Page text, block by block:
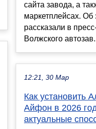
сайта завода, а
маркетплейсах. Об
рассказали в
Волжского
12:21, 30 Мар
Как установить
Айфон в 2026
актуальные